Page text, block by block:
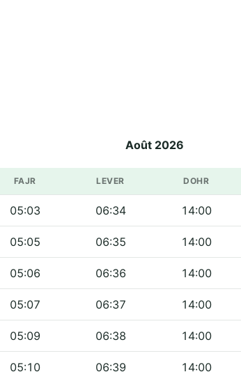
Août 2026
FAJR LEVER DOHR
05:03 06:34 14:00
05:05 06:35 14:00
05:06 06:36 14:00
05:07 06:37 14:00
05:09 06:38 14:00
05:10 06:39 14:00